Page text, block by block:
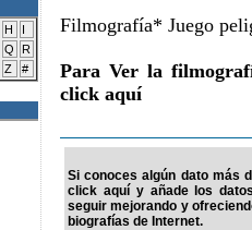
H
I
Q
R
Z #
Filmografía* Juego
Para Ver la
click aquí
Si conoces algún dato más
click aquí y añade los
seguir mejorando y
biografías de Internet.